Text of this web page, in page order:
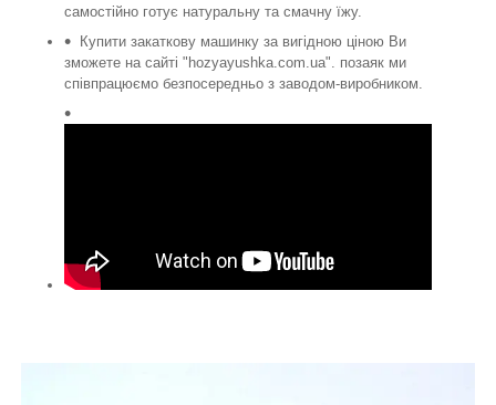
самостійно готує натуральну та смачну їжу.
Купити закаткову машинку за вигідною ціною Ви
зможете на сайті "hozyayushka.com.ua". позаяк ми
співпрацюємо безпосередньо з заводом-виробником.